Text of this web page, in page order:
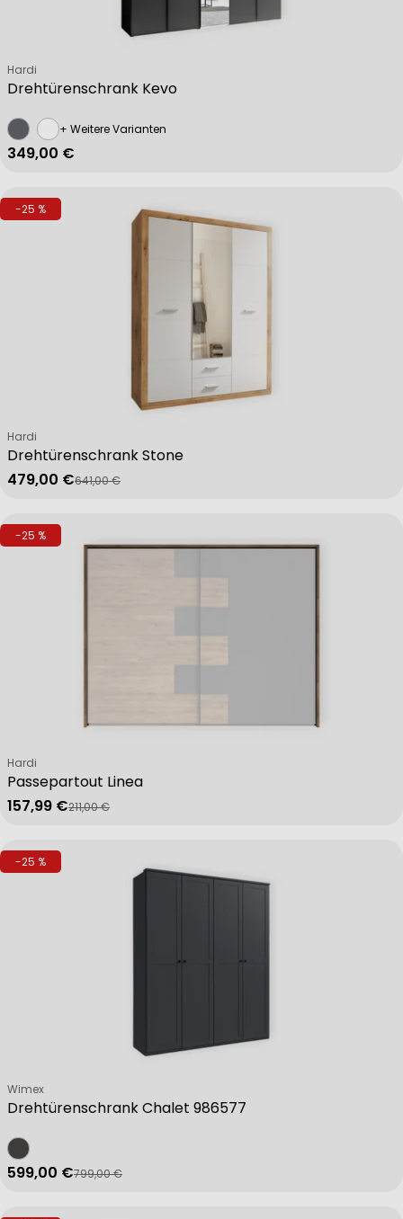
Drehtürenschrank Kevo
Verkäufer:
Hardi
+ Weitere Varianten
Regulärer Preis
349,00 €
-25 %
Drehtürenschrank Stone
Verkäufer:
Hardi
Verkaufspreis
479,00 €
Regulärer Preis
641,00 €
-25 %
Passepartout Linea
Verkäufer:
Hardi
Verkaufspreis
157,99 €
Regulärer Preis
211,00 €
-25 %
Drehtürenschrank Chalet 986577
Verkäufer:
Wimex
Verkaufspreis
599,00 €
Regulärer Preis
799,00 €